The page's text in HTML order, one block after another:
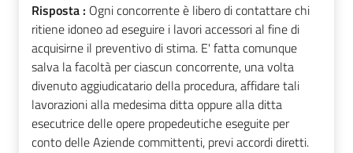
Risposta : Ogni concorrente è libero di contattare chi
ritiene idoneo ad eseguire i lavori accessori al fine di
acquisirne il preventivo di stima. E' fatta comunque
salva la facoltà per ciascun concorrente, una volta
divenuto aggiudicatario della procedura, affidare tali
lavorazioni alla medesima ditta oppure alla ditta
esecutrice delle opere propedeutiche eseguite per
conto delle Aziende committenti, previ accordi diretti.